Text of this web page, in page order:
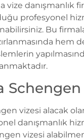
danışmanlık
profesyonel
Bu
hem
Schengen
vizesi alacak
danışmanlık
vizesi